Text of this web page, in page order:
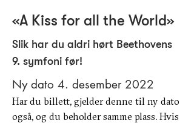
«A Kiss for all the World»
Slik har du aldri hørt Beethovens
9. symfoni før!
Ny dato 4. desember 2022
Har du billett, gjelder denne til ny dato
også, og du beholder samme plass. Hvis